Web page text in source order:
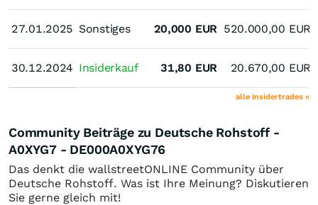
27.01.2025
30.12.2024
27.01.2025 Sonstiges 20,000 EUR 520.000,00 EUR
30.12.2024 Insiderkauf 31,80 EUR 20.670,00 EUR
alle Insidertrades »
Community Beiträge zu Deutsche Rohstoff -
A0XYG7 - DE000A0XYG76
Das denkt die wallstreetONLINE Community über
Deutsche Rohstoff. Was ist Ihre Meinung? Diskutieren
Sie gerne gleich mit!